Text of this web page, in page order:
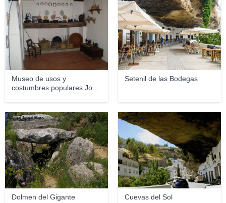
Museo de usos y
costumbres populares Jo...
Setenil de las Bodegas
Dolmen del Gigante
Miguel Ángel Mato
Cuevas del Sol
juanjo.garrido